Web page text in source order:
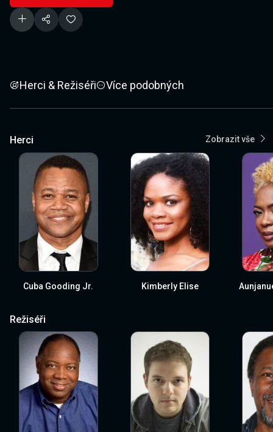
Herci & Režiséři Více podobných
Herci Zobrazit vše
Cuba Gooding Jr. Kimberly Elise
Režiséři